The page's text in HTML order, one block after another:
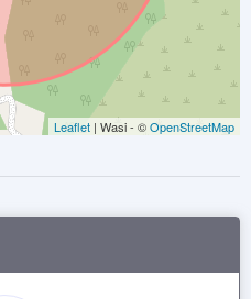
Leaflet | Wasi - ©OpenStreetMap